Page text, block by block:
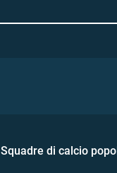
Squadre di calcio